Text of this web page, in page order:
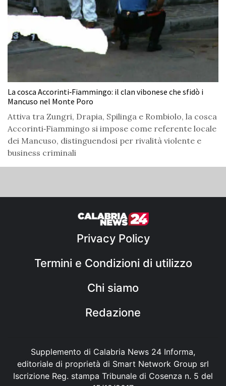
La cosca Accorinti‑Fiammingo: il clan vibonese che sfidò i
Mancuso nel Monte Poro
Attiva tra Zungri, Drapia, Spilinga e Rombiolo, la cosca
Accorinti‑Fiammingo si impose come referente locale
dei Mancuso, distinguendosi per rivalità violente e
business criminali
Privacy Policy
Termini e Condizioni di utilizzo
Chi siamo
Redazione
Supplemento di Calabria News 24 Informa,
editoriale di proprietà di Smart Network Group srl
Iscrizione Reg. stampa Tribunale di Cosenza n. 5 del